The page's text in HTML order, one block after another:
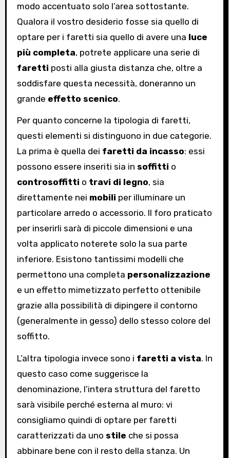
modo accentuato solo l’area sottostante.
Qualora il vostro desiderio fosse sia quello di
optare per i faretti sia quello di avere una luce
più completa, potrete applicare una serie di
faretti posti alla giusta distanza che, oltre a
soddisfare questa necessità, doneranno un
grande effetto scenico.
Per quanto concerne la tipologia di faretti,
questi elementi si distinguono in due categorie.
La prima è quella dei faretti da incasso: essi
possono essere inseriti sia in soffitti o
controsoffitti o travi di legno, sia
direttamente nei mobili per illuminare un
particolare arredo o accessorio. Il foro praticato
per inserirli sarà di piccole dimensioni e una
volta applicato noterete solo la sua parte
inferiore. Esistono tantissimi modelli che
permettono una completa personalizzazione
e un effetto mimetizzato perfetto ottenibile
grazie alla possibilità di dipingere il contorno
(generalmente in gesso) dello stesso colore del
soffitto.
L’altra tipologia invece sono i faretti a vista. In
questo caso come suggerisce la
denominazione, l’intera struttura del faretto
sarà visibile perché esterna al muro: vi
consigliamo quindi di optare per faretti
caratterizzati da uno stile che si possa
abbinare bene con il resto della stanza. Un